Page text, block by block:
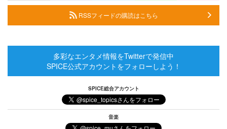
RSSフィードの購読はこちら
多彩なエンタメ情報をTwitterで発信中
SPICE公式アカウントをフォローしよう！
SPICE総合アカウント
音楽